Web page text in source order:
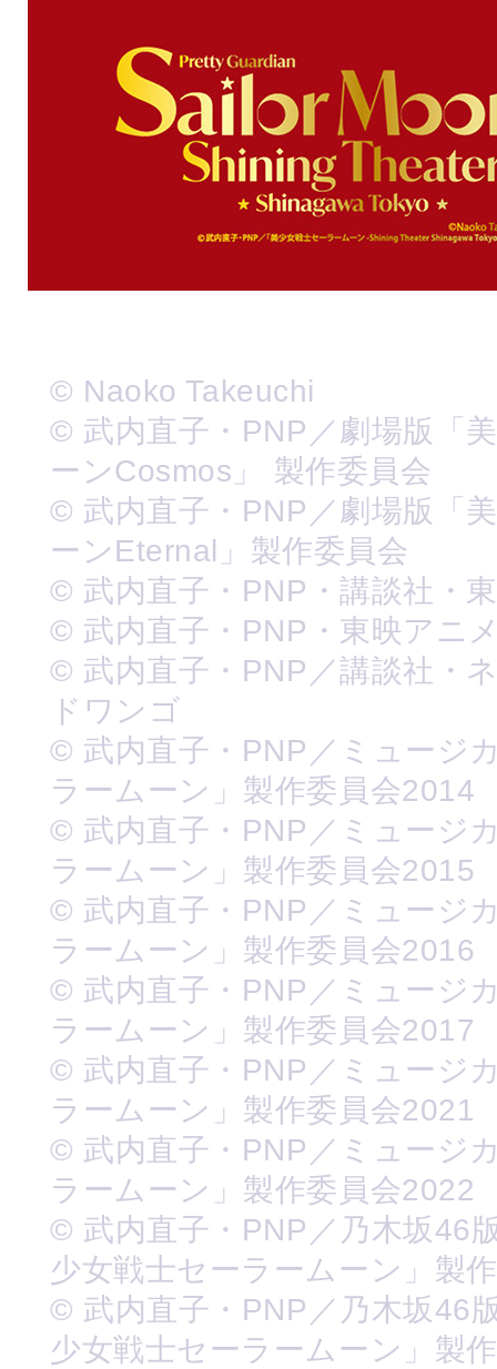
© Naoko Takeuchi
© 武内直子・PNP／劇場版「
ーンCosmos」 製作委員会
© 武内直子・PNP／劇場版「
ーンEternal」製作委員会
© 武内直子・PNP・講談社・
© 武内直子・PNP・東映アニ
© 武内直子・PNP／講談社・
ドワンゴ
© 武内直子・PNP／ミュージ
ラームーン」製作委員会2014
© 武内直子・PNP／ミュージ
ラームーン」製作委員会2015
© 武内直子・PNP／ミュージ
ラームーン」製作委員会2016
© 武内直子・PNP／ミュージ
ラームーン」製作委員会2017
© 武内直子・PNP／ミュージ
ラームーン」製作委員会2021
© 武内直子・PNP／ミュージ
ラームーン」製作委員会2022
© 武内直子・PNP／乃木坂46
少女戦士セーラームーン」製
© 武内直子・PNP／乃木坂46
少女戦士セーラームーン」製